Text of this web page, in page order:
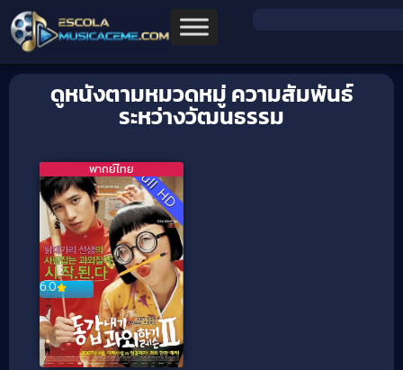
ดูหนังตามหมวดหมู่ ความสัมพันธ์
ระหว่างวัฒนธรรม
Full HD
6.0
พากย์ไทย